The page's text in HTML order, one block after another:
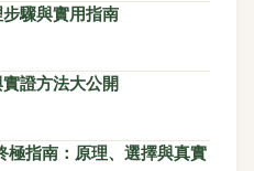
驟與實用指南
證方法大公開
極指南：原理、選擇與真實